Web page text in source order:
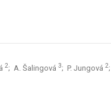
2; A. Šalingová 3; P. Jungová 2